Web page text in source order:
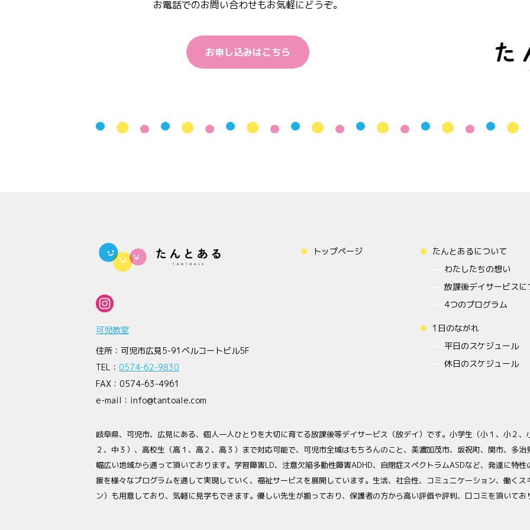
お電話でのお問い合わせもお気軽にどうぞ。
お申し込みはこちら
可児教室
住所：可児市広見5-91ベルコートビル5F
TEL： 0574-62-9830
FAX：0574-63-4961
e-mail：info@tantoale.com
トップページ
たんとあるについて
わたしたちの想い
放課後デイサービスに
4つのプログラム
1日のながれ
平日のスケジュール
休日のスケジュール
岐阜県、可児市、広見にある、個人一人ひとりを大切に育てる放課後等デイサービス（放デイ）です。小学生（小１、小２
２、中３）、高校生（高１、高２、高３）まで対応可能で、可児市全域はもちろんのこと、美濃加茂市、坂祝町、関市、多
幅広い地域から通って頂いております。学習障害LD、注意欠陥多動性障害ADHD、自閉症スペクトラムASDなど、発達に特
援を様々なプログラムを通して実現していく、福祉サービスを展開しています。生活、社会性、コミュニケーション、働く
ン）も用意しており、気軽に見学もできます。優しい先生が揃っており、保護者の方から高い評価や評判、口コミを頂いて